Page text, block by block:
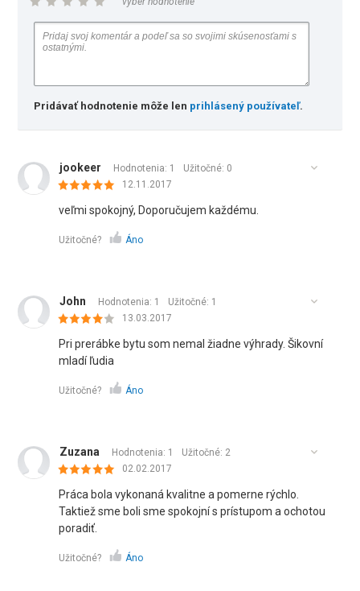
Pridávať hodnotenie môže len prihlásený používateľ.
jookeer Hodnotenia: 1 Užitočné: 0
12.11.2017
veľmi spokojný, Doporučujem každému.
Užitočné? Áno
John Hodnotenia: 1 Užitočné: 1
13.03.2017
Pri prerábke bytu som nemal žiadne výhrady. Šikovní
mladí ľudia
Užitočné? Áno
Zuzana Hodnotenia: 1 Užitočné: 2
02.02.2017
Práca bola vykonaná kvalitne a pomerne rýchlo.
Taktiež sme boli sme spokojní s prístupom a ochotou
poradiť.
Užitočné? Áno